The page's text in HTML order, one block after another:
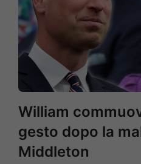
William
gesto dopo la
Middleton